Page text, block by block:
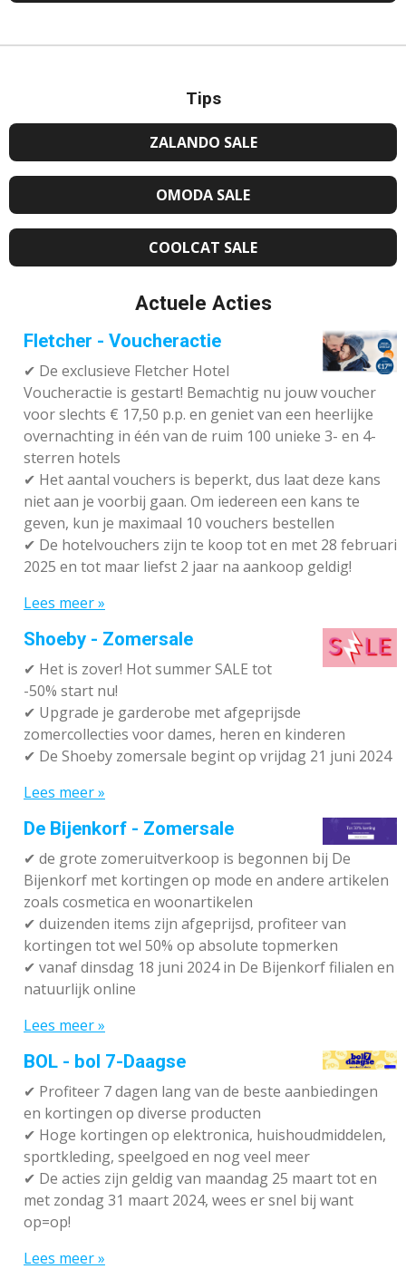
Tips
ZALANDO SALE
OMODA SALE
COOLCAT SALE
Actuele Acties
Fletcher - Voucheractie
✔ De exclusieve Fletcher Hotel
Voucheractie is gestart! Bemachtig nu jouw voucher
voor slechts € 17,50 p.p. en geniet van een heerlijke
overnachting in één van de ruim 100 unieke 3- en 4-
sterren hotels
✔ Het aantal vouchers is beperkt, dus laat deze kans
niet aan je voorbij gaan. Om iedereen een kans te
geven, kun je maximaal 10 vouchers bestellen
✔ De hotelvouchers zijn te koop tot en met 28 februari
2025 en tot maar liefst 2 jaar na aankoop geldig!
Lees meer »
Shoeby - Zomersale
✔ Het is zover! Hot summer SALE tot
-50% start nu!
✔ Upgrade je garderobe met afgeprijsde
zomercollecties voor dames, heren en kinderen
✔ De Shoeby zomersale begint op vrijdag 21 juni 2024
Lees meer »
De Bijenkorf - Zomersale
✔ de grote zomeruitverkoop is begonnen bij De
Bijenkorf met kortingen op mode en andere artikelen
zoals cosmetica en woonartikelen
✔ duizenden items zijn afgeprijsd, profiteer van
kortingen tot wel 50% op absolute topmerken
✔ vanaf dinsdag 18 juni 2024 in De Bijenkorf filialen en
natuurlijk online
Lees meer »
BOL - bol 7-Daagse
✔ Profiteer 7 dagen lang van de beste aanbiedingen
en kortingen op diverse producten
✔ Hoge kortingen op elektronica, huishoudmiddelen,
sportkleding, speelgoed en nog veel meer
✔ De acties zijn geldig van maandag 25 maart tot en
met zondag 31 maart 2024, wees er snel bij want
op=op!
Lees meer »